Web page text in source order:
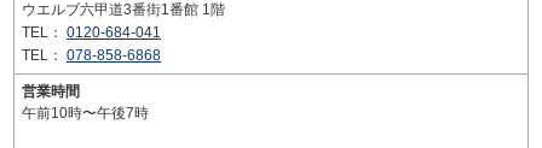
ウエルブ六甲道3番街1番館 1階
TEL： 0120-684-041
TEL： 078-858-6868
営業時間
午前10時〜午後7時